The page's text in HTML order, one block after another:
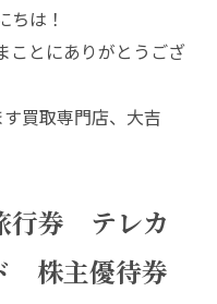
は！
ことにありがとうござ
買取専門店、大吉
行券 テレカ
株主優待券